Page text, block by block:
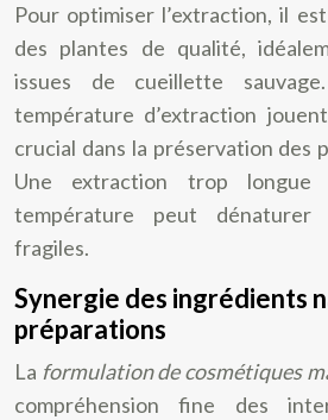
Pour optimiser l’extraction, il
des plantes de qualité,
issues de cueillette
température d’extraction
crucial dans la préservation des
Une extraction trop
température peut dénaturer
fragiles.
Synergie des ingrédients
préparations
La formulation de cosmétiques
compréhension fine des